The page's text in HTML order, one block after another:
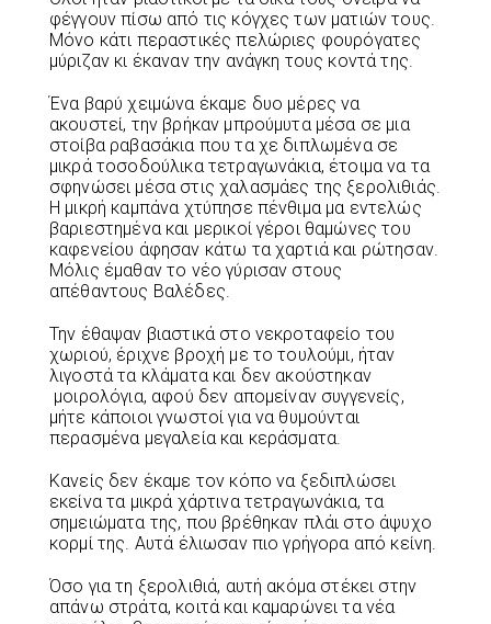
φέγγουν πίσω από τις κόγχες των ματιών τους.
Μόνο κάτι περαστικές πελώριες φουρόγατες
μύριζαν κι έκαναν την ανάγκη τους κοντά της.
Ένα βαρύ χειμώνα έκαμε δυο μέρες να
ακουστεί, την βρήκαν μπρούμυτα μέσα σε μια
στοίβα ραβασάκια που τα χε διπλωμένα σε
μικρά τοσοδούλικα τετραγωνάκια, έτοιμα να τα
σφηνώσει μέσα στις χαλασμάες της ξερολιθιάς.
Η μικρή καμπάνα χτύπησε πένθιμα μα εντελώς
βαριεστημένα και μερικοί γέροι θαμώνες του
καφενείου άφησαν κάτω τα χαρτιά και ρώτησαν.
Μόλις έμαθαν το νέο γύρισαν στους
απέθαντους Βαλέδες.
Την έθαψαν βιαστικά στο νεκροταφείο του
χωριού, έριχνε βροχή με το τουλούμι, ήταν
λιγοστά τα κλάματα και δεν ακούστηκαν
μοιρολόγια, αφού δεν απομείναν συγγενείς,
μήτε κάποιοι γνωστοί για να θυμούνται
περασμένα μεγαλεία και κεράσματα.
Κανείς δεν έκαμε τον κόπο να ξεδιπλώσει
εκείνα τα μικρά χάρτινα τετραγωνάκια, τα
σημειώματα της, που βρέθηκαν πλάι στο άψυχο
κορμί της. Αυτά έλιωσαν πιο γρήγορα από κείνη.
Όσο για τη ξερολιθιά, αυτή ακόμα στέκει στην
απάνω στράτα, κοιτά και καμαρώνει τα νέα